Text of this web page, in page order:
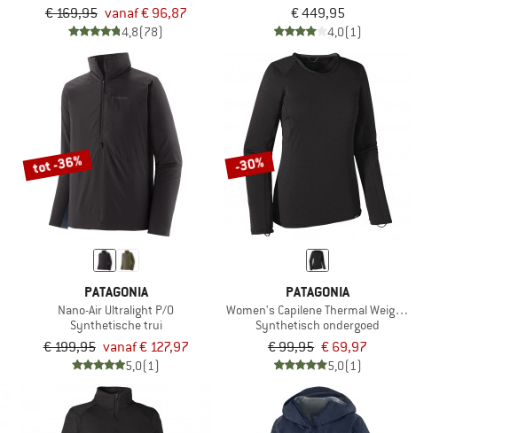
€ 169,95 vanaf € 96,87
4,8(78)
€ 449,95
4,0(1)
tot -36%
PATAGONIA
Nano-Air Ultralight P/O
Synthetische trui
€ 199,95 vanaf € 127,97
5,0(1)
-30%
PATAGONIA
Women's Capilene Thermal Weight Crew
Synthetisch ondergoed
€ 99,95 € 69,97
5,0(1)